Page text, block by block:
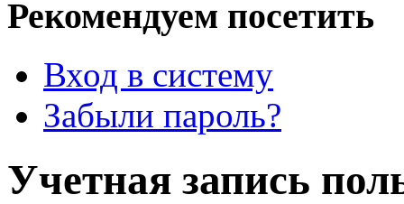
Рекомендуем посетить
Вход в систему
Забыли пароль?
Учетная запись